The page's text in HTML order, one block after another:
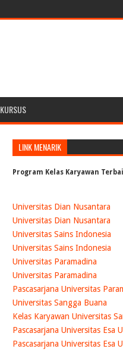
KURSUS
LINK MENARIK
Program Kelas Karyawan
Universitas Dian Nusantara
Universitas Dian Nusantara
Universitas Sains Indonesia
Universitas Sains Indonesia
Universitas Paramadina
Universitas Paramadina
Pascasarjana Universitas
Universitas Sangga Buana
Kelas Karyawan Universitas
Pascasarjana Universitas Esa
Pascasarjana Universitas Esa